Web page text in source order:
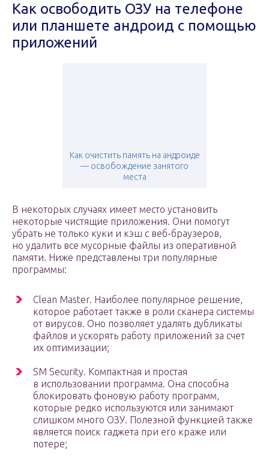
Как освободить ОЗУ на телефоне
или планшете андроид с помощью
приложений
Как очистить память на андроиде
— освобождение занятого
места
В некоторых случаях имеет место установить
некоторые чистящие приложения. Они помогут
убрать не только куки и кэш с веб-браузеров,
но удалить все мусорные файлы из оперативной
памяти. Ниже представлены три популярные
программы:
Clean Master. Наиболее популярное решение,
которое работает также в роли сканера системы
от вирусов. Оно позволяет удалять дубликаты
файлов и ускорять работу приложений за счет
их оптимизации;
SM Security. Компактная и простая
в использовании программа. Она способна
блокировать фоновую работу программ,
которые редко используются или занимают
слишком много ОЗУ. Полезной функцией также
является поиск гаджета при его краже или
потере;